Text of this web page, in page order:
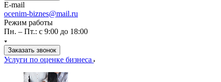
E-mail
ocenim-biznes@mail.ru
Режим работы
Пн. – Пт.: с 9:00 до 18:00
Заказать звонок
Услуги по оценке бизнеса